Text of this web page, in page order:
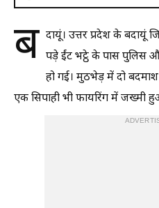
ब दायूं। उत्तर प्रदेश के बदायूं
पड़े ईंट भट्ठे के पास पुलिस
हो गई। मुठभेड़ में दो
एक सिपाही भी फायरिंग में जख्मी